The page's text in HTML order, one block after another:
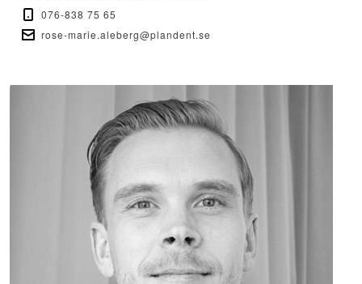
076-838 75 65
rose-marie.aleberg@plandent.se